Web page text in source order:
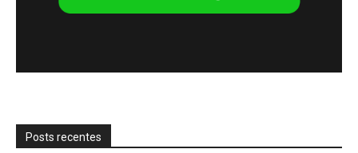
Posts recentes